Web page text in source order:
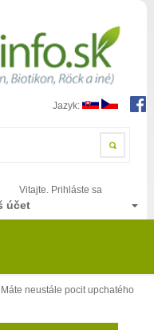
Jazyk:
Vitajte. Prihláste sa
účet
neustále pocit upchatého